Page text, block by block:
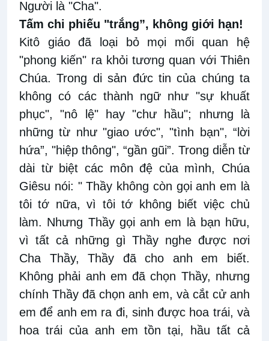
Người là "Cha".
Tấm chi phiếu "trắng”, không giới hạn!
Kitô giáo đã loại bỏ mọi mối quan hệ
"phong kiến" ra khỏi tương quan với Thiên
Chúa. Trong di sản đức tin của chúng ta
không có các thành ngữ như "sự khuất
phục", "nô lệ" hay "chư hầu"; nhưng là
những từ như "giao ước", "tình bạn", “lời
hứa”, "hiệp thông", “gần gũi”. Trong diễn từ
dài từ biệt các môn đệ của mình, Chúa
Giêsu nói: " Thầy không còn gọi anh em là
tôi tớ nữa, vì tôi tớ không biết việc chủ
làm. Nhưng Thầy gọi anh em là bạn hữu,
vì tất cả những gì Thầy nghe được nơi
Cha Thầy, Thầy đã cho anh em biết.
Không phải anh em đã chọn Thầy, nhưng
chính Thầy đã chọn anh em, và cắt cử anh
em để anh em ra đi, sinh được hoa trái, và
hoa trái của anh em tồn tại, hầu tất cả